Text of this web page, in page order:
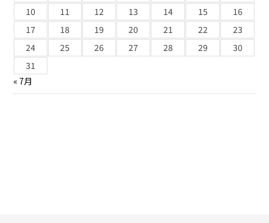
10
11 12 13 14 15
16
17
18 19 20 21 22
23
24
25 26 27 28 29
30
31
« 7月